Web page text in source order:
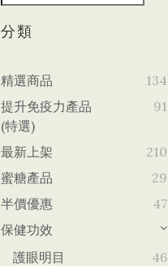
分類
精選商品
134
提升免疫力產品
(特選)
91
最新上架
210
蜜糖產品
29
半價優惠
47
保健功效
護眼明目
46